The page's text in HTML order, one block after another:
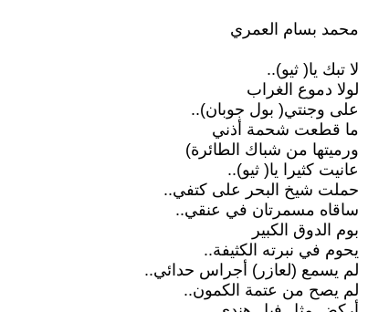
محمد بسام العمري
لا تبك يا( ثيو)..
لولا دموع الغراب
على وجنتي( بول جوبان)..
ما قطعت شحمة أذني
ورميتها من شباك الطائرة)
عانيت كثيرا يا( ثيو)..
حملت شيخ البحر على كتفي..
ساقاه مسمرتان في عنقي..
بوم الدوق الكبير
يحوم في نبرته الكثيفة..
لم يسمع (لعازر) أجراس حدائي..
لم يصح من عتمة الكمون..